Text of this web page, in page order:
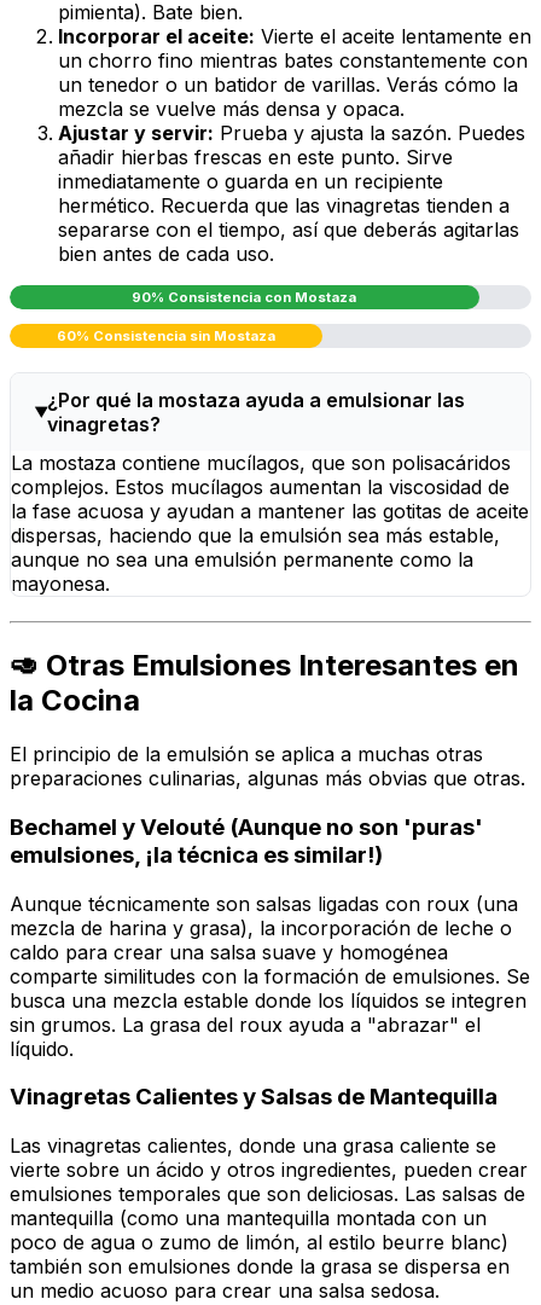
pimienta). Bate bien.
Incorporar el aceite: Vierte el aceite lentamente en
un chorro fino mientras bates constantemente con
un tenedor o un batidor de varillas. Verás cómo la
mezcla se vuelve más densa y opaca.
Ajustar y servir: Prueba y ajusta la sazón. Puedes
añadir hierbas frescas en este punto. Sirve
inmediatamente o guarda en un recipiente
hermético. Recuerda que las vinagretas tienden a
separarse con el tiempo, así que deberás agitarlas
bien antes de cada uso.
90% Consistencia con Mostaza
60% Consistencia sin Mostaza
¿Por qué la mostaza ayuda a emulsionar las
vinagretas?
La mostaza contiene mucílagos, que son polisacáridos
complejos. Estos mucílagos aumentan la viscosidad de
la fase acuosa y ayudan a mantener las gotitas de aceite
dispersas, haciendo que la emulsión sea más estable,
aunque no sea una emulsión permanente como la
mayonesa.
🥑 Otras Emulsiones Interesantes en
la Cocina
El principio de la emulsión se aplica a muchas otras
preparaciones culinarias, algunas más obvias que otras.
Bechamel y Velouté (Aunque no son 'puras'
emulsiones, ¡la técnica es similar!)
Aunque técnicamente son salsas ligadas con roux (una
mezcla de harina y grasa), la incorporación de leche o
caldo para crear una salsa suave y homogénea
comparte similitudes con la formación de emulsiones. Se
busca una mezcla estable donde los líquidos se integren
sin grumos. La grasa del roux ayuda a "abrazar" el
líquido.
Vinagretas Calientes y Salsas de Mantequilla
Las vinagretas calientes, donde una grasa caliente se
vierte sobre un ácido y otros ingredientes, pueden crear
emulsiones temporales que son deliciosas. Las salsas de
mantequilla (como una mantequilla montada con un
poco de agua o zumo de limón, al estilo beurre blanc)
también son emulsiones donde la grasa se dispersa en
un medio acuoso para crear una salsa sedosa.